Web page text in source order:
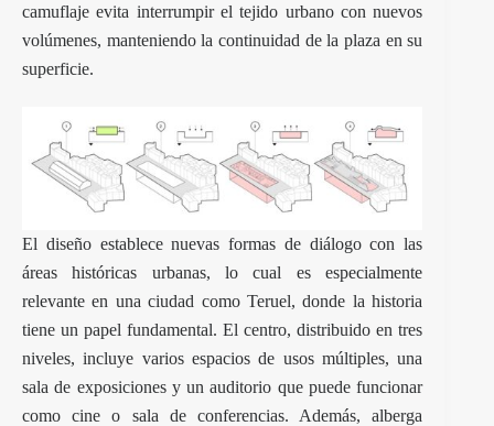
camuflaje evita interrumpir el tejido urbano con nuevos
volúmenes, manteniendo la continuidad de la plaza en su
superficie.
El diseño establece nuevas formas de diálogo con las
áreas históricas urbanas, lo cual es especialmente
relevante en una ciudad como Teruel, donde la historia
tiene un papel fundamental. El centro, distribuido en tres
niveles, incluye varios espacios de usos múltiples, una
sala de exposiciones y un auditorio que puede funcionar
como cine o sala de conferencias. Además, alberga